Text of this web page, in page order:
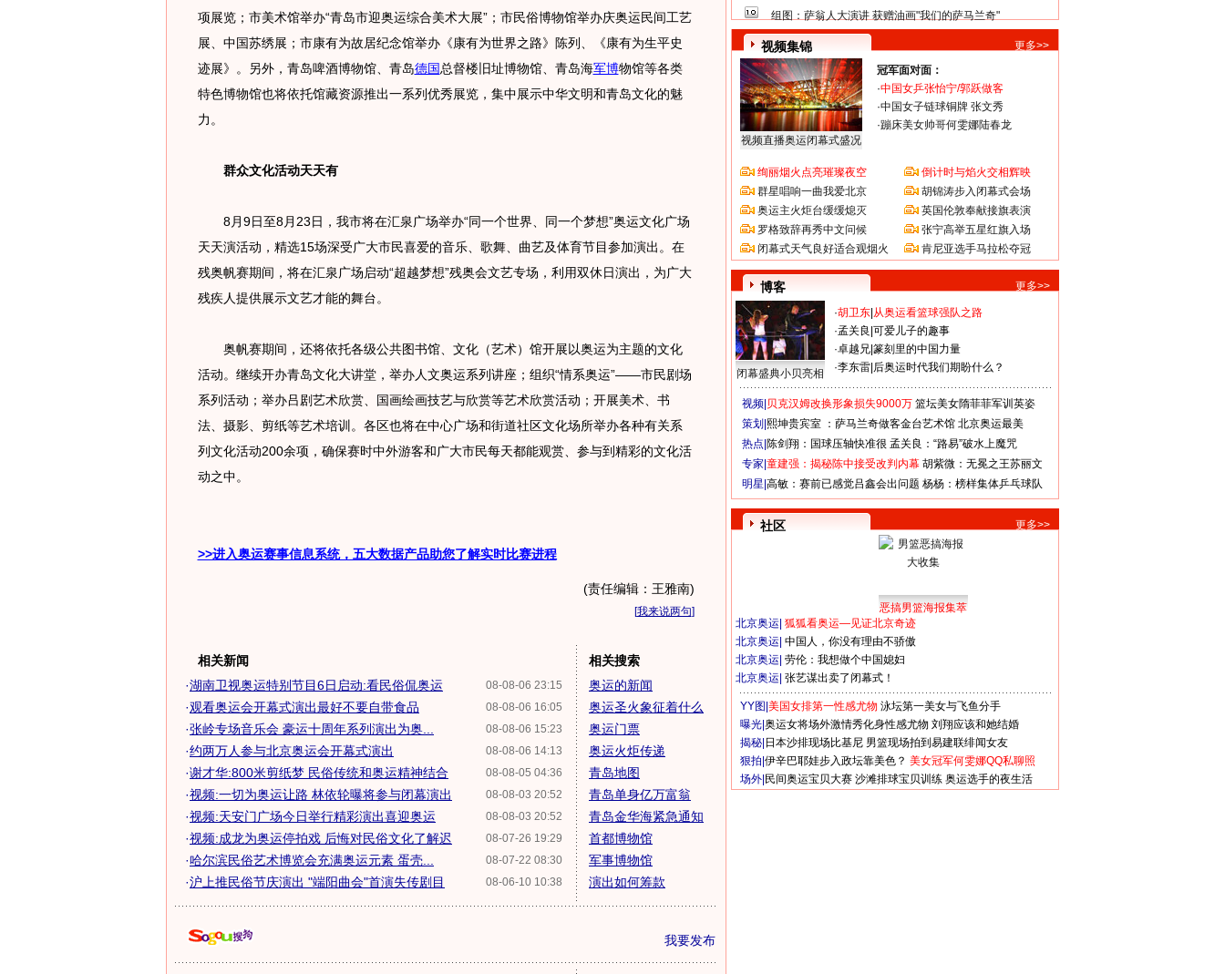
项展览；市美术馆举办“青岛市迎奥运综合美术大展”；市民俗博物馆举办庆奥运民间工艺
展、中国苏绣展；市康有为故居纪念馆举办《康有为世界之路》陈列、《康有为生平史
迹展》。另外，青岛啤酒博物馆、青岛德国总督楼旧址博物馆、青岛海军博物馆等各类
特色博物馆也将依托馆藏资源推出一系列优秀展览，集中展示中华文明和青岛文化的魅
力。
群众文化活动天天有
8月9日至8月23日，我市将在汇泉广场举办“同一个世界、同一个梦想”奥运文化广场
天天演活动，精选15场深受广大市民喜爱的音乐、歌舞、曲艺及体育节目参加演出。在
残奥帆赛期间，将在汇泉广场启动“超越梦想”残奥会文艺专场，利用双休日演出，为广大
残疾人提供展示文艺才能的舞台。
奥帆赛期间，还将依托各级公共图书馆、文化（艺术）馆开展以奥运为主题的文化
活动。继续开办青岛文化大讲堂，举办人文奥运系列讲座；组织“情系奥运”——市民剧场
系列活动；举办吕剧艺术欣赏、国画绘画技艺与欣赏等艺术欣赏活动；开展美术、书
法、摄影、剪纸等艺术培训。各区也将在中心广场和街道社区文化场所举办各种有关系
列文化活动200余项，确保赛时中外游客和广大市民每天都能观赏、参与到精彩的文化活
动之中。
>>进入奥运赛事信息系统，五大数据产品助您了解实时比赛进程
(责任编辑：王雅南)
[我来说两句]
相关新闻
08-08-06 23:15
·湖南卫视奥运特别节目6日启动:看民俗侃奥运
08-08-06 16:05
·观看奥运会开幕式演出最好不要自带食品
08-08-06 15:23
·张岭专场音乐会 豪运十周年系列演出为奥...
08-08-06 14:13
·约两万人参与北京奥运会开幕式演出
08-08-05 04:36
·谢才华:800米剪纸梦 民俗传统和奥运精神结合
08-08-03 20:52
·视频:一切为奥运让路 林依轮曝将参与闭幕演出
08-08-03 20:52
·视频:天安门广场今日举行精彩演出喜迎奥运
08-07-26 19:29
·视频:成龙为奥运停拍戏 后悔对民俗文化了解迟
08-07-22 08:30
·哈尔滨民俗艺术博览会充满奥运元素 蛋壳...
08-06-10 10:38
·沪上推民俗节庆演出 "端阳曲会"首演失传剧目
相关搜索
奥运的新闻
奥运圣火象征着什么
奥运门票
奥运火炬传递
青岛地图
青岛单身亿万富翁
青岛金华海紧急通知
首都博物馆
军事博物馆
演出如何筹款
我要发布
组图：萨翁人大演讲 获赠油画"我们的萨马兰奇"
视频集锦 更多>>
视频直播奥运闭幕式盛况
冠军面对面：
·中国女乒张怡宁/郭跃做客
·中国女子链球铜牌 张文秀
·蹦床美女帅哥何雯娜陆春龙
绚丽烟火点亮璀璨夜空
群星唱响一曲我爱北京
奥运主火炬台缓缓熄灭
罗格致辞再秀中文问候
闭幕式天气良好适合观烟火
倒计时与焰火交相辉映
胡锦涛步入闭幕式会场
英国伦敦奉献接旗表演
张宁高举五星红旗入场
肯尼亚选手马拉松夺冠
博客 更多>>
闭幕盛典小贝亮相
·胡卫东 从奥运看篮球强队之路
·孟关良 可爱儿子的趣事
·卓越兄 篆刻里的中国力量
·李东雷 后奥运时代我们期盼什么？
视频| 贝克汉姆改换形象损失9000万 篮坛美女隋菲菲军训英姿
策划| 熙坤贵宾室 ：萨马兰奇做客金台艺术馆 北京奥运最美
热点| 陈剑翔：国球压轴快准很 孟关良：“路易”破水上魔咒
专家| 童建强：揭秘陈中接受改判内幕 胡紫微：无冕之王苏丽文
明星| 高敏：赛前已感觉吕鑫会出问题 杨杨：榜样集体乒乓球队
社区 更多>>
恶搞男篮海报集萃
北京奥运 狐狐看奥运—见证北京奇迹
北京奥运 中国人，你没有理由不骄傲
北京奥运 劳伦：我想做个中国媳妇
北京奥运 张艺谋出卖了闭幕式！
YY图| 美国女排第一性感尤物 泳坛第一美女与飞鱼分手
曝光| 奥运女将场外激情秀化身性感尤物 刘翔应该和她结婚
揭秘| 日本沙排现场比基尼 男篮现场拍到易建联绯闻女友
狠拍| 伊辛巴耶娃步入政坛靠美色？ 美女冠军何雯娜QQ私聊照
场外| 民间奥运宝贝大赛 沙滩排球宝贝训练 奥运选手的夜生活